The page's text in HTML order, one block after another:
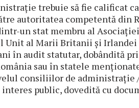
trebuie să fie calificat
autoritatea competentă din
un stat membru al
Unit al Marii Britanii și Irlandei
în audit statutar, dobândită
sau în statele
consiliilor de administrație
public, dovedită cu